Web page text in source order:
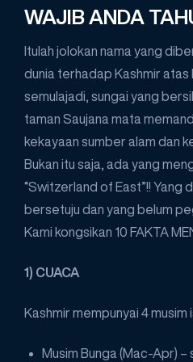
WAJIB ANDA
Itulah jolokan nama yang
dunia terhadap Kashmir atas
semulajadi, sungai yang
taman Saujana mata
kekayaan sumber alam dan
Bukan itu saja, ada yang
“Switzerland of East”!! Yang
bersetuju dan yang belum
Kami kongsikan 10 FAKTA
1) CUACA
Kashmir mempunyai 4 musim
Musim Bunga (Mac-Apr) –